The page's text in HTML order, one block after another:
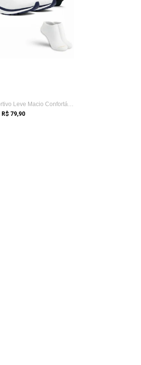
Tênis Esportivo Leve Macio Confortável D...
R$ 79,90